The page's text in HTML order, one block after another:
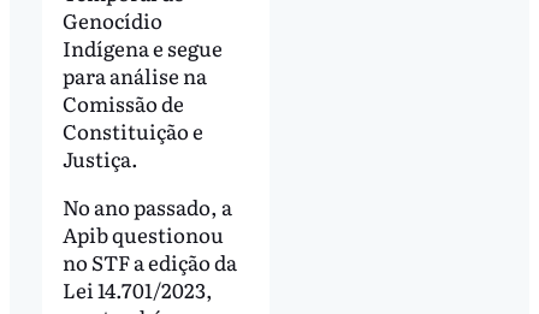
Genocídio
Indígena e segue
para análise na
Comissão de
Constituição e
Justiça.
No ano passado, a
Apib questionou
no STF a edição da
Lei 14.701/2023,